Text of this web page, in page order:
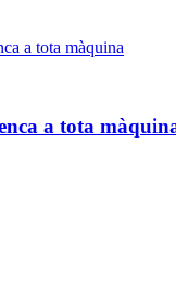
a tota